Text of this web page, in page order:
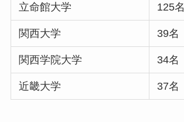
立命館大学 125名
関西大学 39名
関西学院大学 34名
近畿大学 37名